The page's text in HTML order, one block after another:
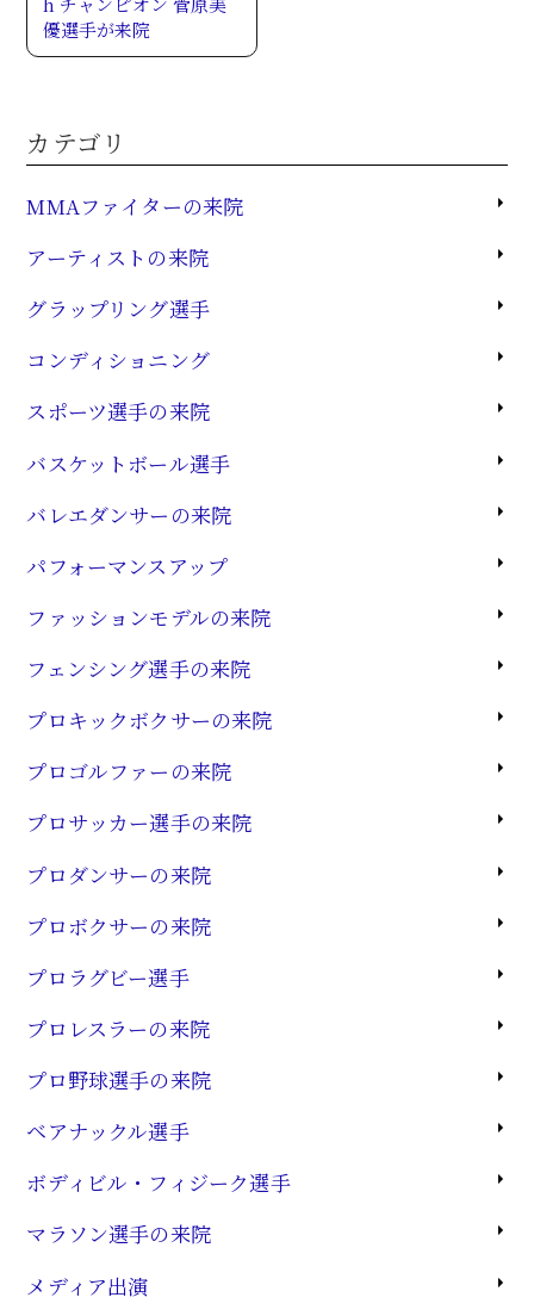
優選手が来院
カテゴリ
MMAファイターの来院
アーティストの来院
グラップリング選手
コンディショニング
スポーツ選手の来院
バスケットボール選手
バレエダンサーの来院
パフォーマンスアップ
ファッションモデルの来院
フェンシング選手の来院
プロキックボクサーの来院
プロゴルファーの来院
プロサッカー選手の来院
プロダンサーの来院
プロボクサーの来院
プロラグビー選手
プロレスラーの来院
プロ野球選手の来院
ベアナックル選手
ボディビル・フィジーク選手
マラソン選手の来院
メディア出演